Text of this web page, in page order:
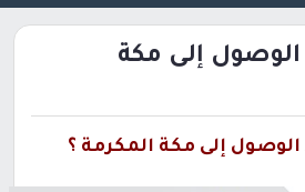
الوصول إلى مكة
الوصول إلى مكة المكرمة ؟